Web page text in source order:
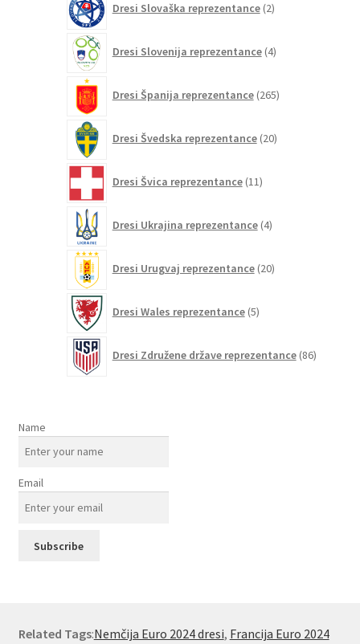
Dresi Slovaška reprezentance 2izdelka
Dresi Slovenija reprezentance 4izdelki
Dresi Španija reprezentance 265izdelkov
Dresi Švedska reprezentance 20izdelkov
Dresi Švica reprezentance 11izdelkov
Dresi Ukrajina reprezentance 4izdelki
Dresi Urugvaj reprezentance 20izdelkov
Dresi Wales reprezentance 5izdelkov
Dresi Združene države reprezentance 86izdelkov
Name
Email
Related Tags:Nemčija Euro 2024 dresi, Francija Euro 2024